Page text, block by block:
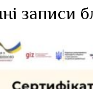
записи